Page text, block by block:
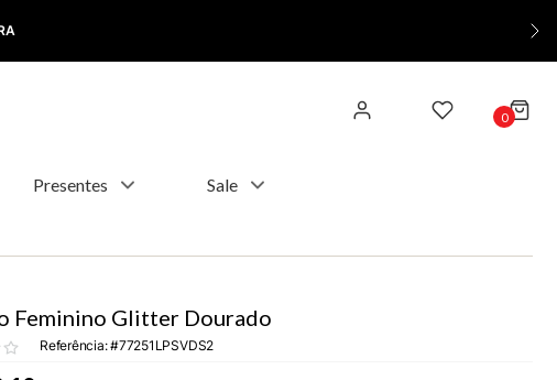
0
Presentes Sale
Feminino Glitter Dourado
Referência: 77251LPSVDS2